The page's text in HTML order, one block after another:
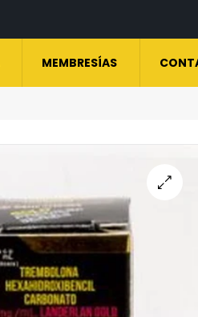
MEMBRESÍAS